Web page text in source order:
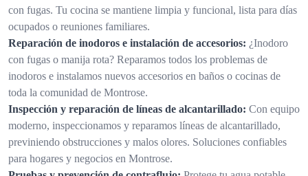
con fugas. Tu cocina se mantiene limpia y funcional, lista para días
ocupados o reuniones familiares.
Reparación de inodoros e instalación de accesorios: ¿Inodoro
con fugas o manija rota? Reparamos todos los problemas de
inodoros e instalamos nuevos accesorios en baños o cocinas de
toda la comunidad de Montrose.
Inspección y reparación de líneas de alcantarillado: Con equipo
moderno, inspeccionamos y reparamos líneas de alcantarillado,
previniendo obstrucciones y malos olores. Soluciones confiables
para hogares y negocios en Montrose.